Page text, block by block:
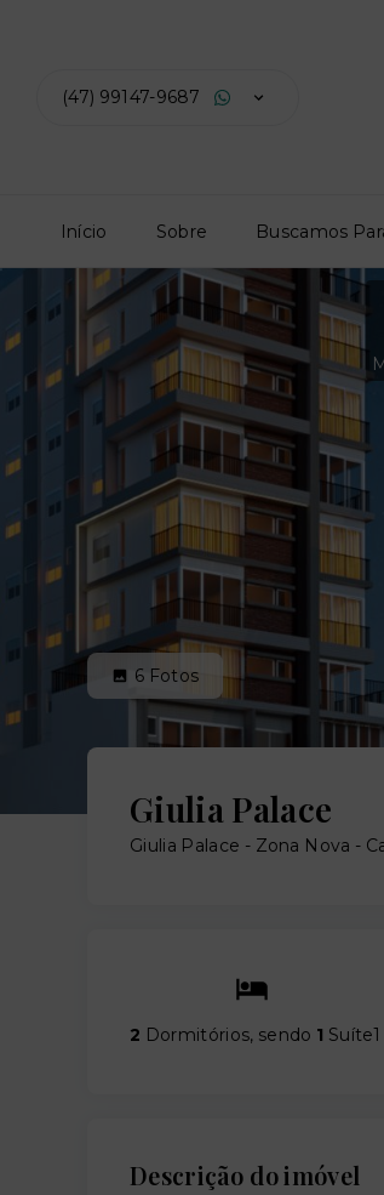
(47) 99147-9687
Início Sobre Buscamos
6 Fotos
Giulia Palace
Giulia Palace - Zona Nova -
2 Dormitórios, sendo 1 Suíte
Descrição do imóvel